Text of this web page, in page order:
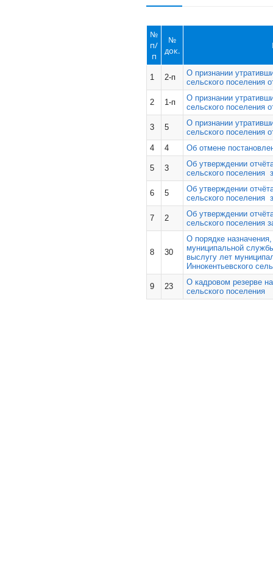
№
п/
п
№
док.
1 2-п
О признании
сельского поселения
2 1-п
О признании
сельского поселения
3 5
О признании
сельского поселения
4
4 Об отмене
5 3
Об утверждении
сельского поселения
6 5
Об утверждении
сельского поселения
7 2
Об утверждении
сельского поселения
8 30
О порядке
муниципальной
выслугу лет
Иннокентьевского
9 23
О кадровом резерве
сельского поселения